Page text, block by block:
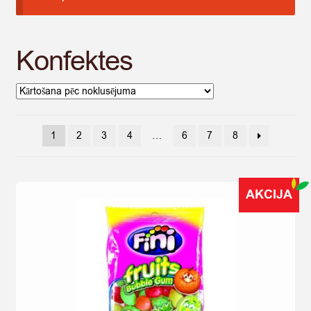
Konfektes
1 2 3 4 … 6 7 8
AKCIJA